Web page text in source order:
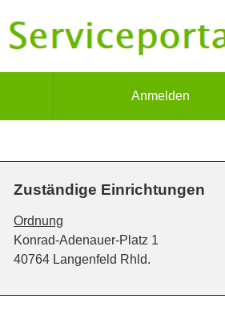
Anmelden
Zuständige Einrichtungen
Ordnung
Straße:
Konrad-Adenauer-Platz Hausnummer:
1
PLZ:
40764 Ort:
Langenfeld Rhld.